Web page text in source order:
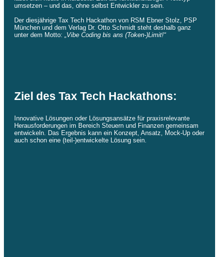
umsetzen – und das, ohne selbst Entwickler zu sein.
Der diesjährige Tax Tech Hackathon von RSM Ebner Stolz, PSP
München und dem Verlag Dr. Otto Schmidt steht deshalb ganz
unter dem Motto: „Vibe Coding bis ans (Token-)Limit!“
Ziel des Tax Tech Hackathons:
Innovative Lösungen oder Lösungsansätze für praxisrelevante
Herausforderungen im Bereich Steuern und Finanzen gemeinsam
entwickeln. Das Ergebnis kann ein Konzept, Ansatz, Mock-Up oder
auch schon eine (teil-)entwickelte Lösung sein.